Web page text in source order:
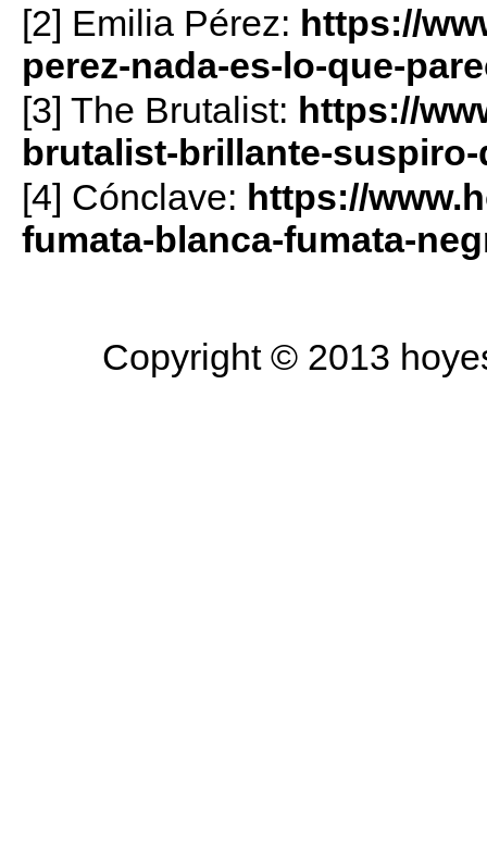
[2] Emilia Pérez: https://
perez-nada-es-lo-que-
[3] The Brutalist: https://
brutalist-brillante-suspiro-
[4] Cónclave: https://
fumata-blanca-fumata-
Copyright © 2013